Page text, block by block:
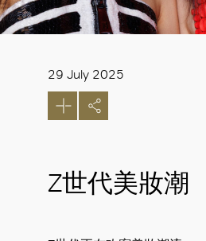
29 July 2025
Z世代美妝潮